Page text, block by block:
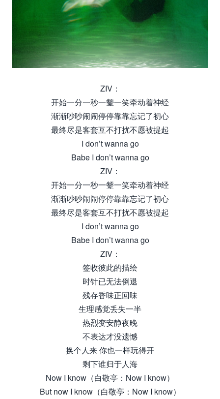
ZIV：
开始一分一秒一颦一笑牵动着神经
渐渐吵吵闹闹停停靠靠忘记了初心
最终尽是客套互不打扰不愿被提起
I don’t wanna go
Babe I don’t wanna go
ZIV：
开始一分一秒一颦一笑牵动着神经
渐渐吵吵闹闹停停靠靠忘记了初心
最终尽是客套互不打扰不愿被提起
I don’t wanna go
Babe I don’t wanna go
ZIV：
签收彼此的描绘
时针已无法倒退
残存香味正回味
生理感觉丢失一半
热烈变安静夜晚
不表达才没遗憾
换个人来 你也一样玩得开
剩下谁归于人海
Now I know（白敬亭：Now I know）
But now I know（白敬亭：Now I know）